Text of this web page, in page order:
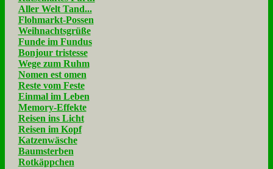
Aller Welt Tand...
Flohmarkt-Possen
Weihnachtsgrüße
Funde im Fundus
Bonjour tristesse
Wege zum Ruhm
Nomen est omen
Reste vom Feste
Einmal im Leben
Memory-Effekte
Reisen ins Licht
Reisen im Kopf
Katzenwäsche
Baumsterben
Rotkäppchen